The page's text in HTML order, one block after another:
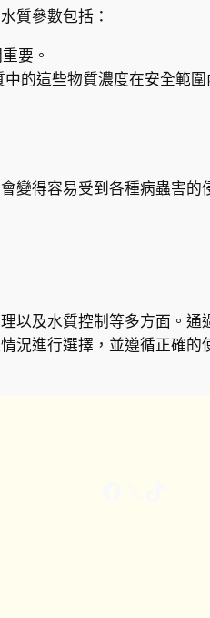
質參數包括：
要。
的這些物質濃度在安全範
變得容易受到各種病蟲害的
以及水質控制等多方面。通
況進行選擇，並遵循正確的